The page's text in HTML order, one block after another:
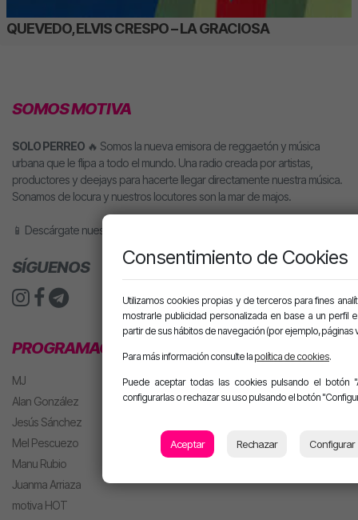
QUEVEDO, ELVIS CRESPO – LA GRACIOSA
SOMOS MOTIVA
SOLO PERREO 🔥 Somos la nueva emisora de reggaetón y música
urbana que le flipa a todo el mundo. Una radio creada por artistas,
productores y deejays para hacerte llegar directamente nuestra música.
Sonamos de locura y nuestros locutores son la mar de majos.
📱 Descárgate nuestra app o pídele motiva a tu altavoz inteligente.
SÍGUENOS
PROGRAMACIÓN
MJ
Alan González
Jesús Sánchez
Mel Pescuezo
Manu Rubio
Juanma Arriaza
motiva HOT
Consentimiento de Cookies
Utilizamos cookies propias y de terceros para fines
mostrarle publicidad personalizada en base a un perfil
partir de sus hábitos de navegación (por ejemplo, páginas
Para más información consulte la política de cookies.
Puede aceptar todas las cookies pulsando el botón
configurarlas o rechazar su uso pulsando el botón
Aceptar Rechazar Configurar